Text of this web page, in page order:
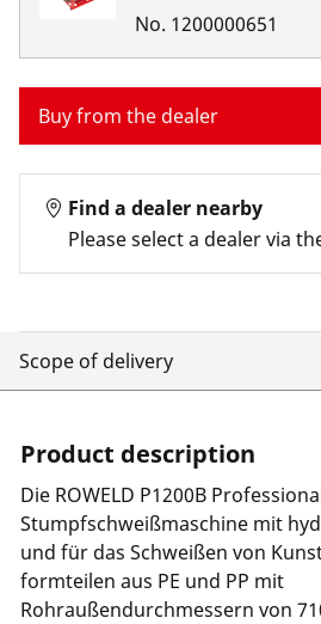
No. 1200000651
Buy from the dealer
Find a dealer nearby
Please select a dealer via
Scope of delivery
Product description
Die ROWELD P1200B
Stumpfschweißmaschine mit
und für das Schweißen von
formteilen aus PE und PP mit
Rohraußendurchmessern von